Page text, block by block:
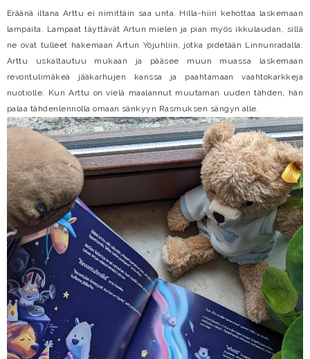
Eräänä iltana Arttu ei nimittäin saa unta. Hilla-hiiri kehottaa laskemaan
lampaita. Lampaat täyttävät Artun mielen ja pian myös ikkulaudan, sillä
ne ovat tulleet hakemaan Artun Yöjuhliin, jotka pidetään Linnunradalla.
Arttu uskaltautuu mukaan ja pääsee muun muassa laskemaan
revontulimäkeä jääkarhujen kanssa ja paahtamaan vaahtokarkkeja
nuotiolle. Kun Arttu on vielä maalannut muutaman uuden tähden, hän
palaa tähdenlennolla omaan sänkyyn Rasmuksen sängyn alle.